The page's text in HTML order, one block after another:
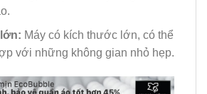
Máy có kích thước lớn, có thể
với những không gian nhỏ hẹp.